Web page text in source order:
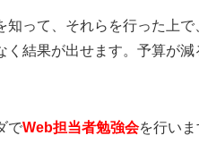
って、それらを行った上で
結果が出せます。予算が減
でWeb担当者勉強会を行いま